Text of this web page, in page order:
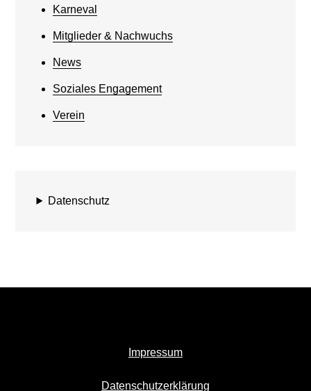
Karneval
Mitglieder & Nachwuchs
News
Soziales Engagement
Verein
Datenschutz
Impressum
Datenschutzerklärung